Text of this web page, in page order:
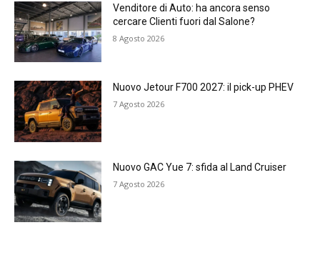
Venditore di Auto: ha ancora senso
cercare Clienti fuori dal Salone?
8 Agosto 2026
Nuovo Jetour F700 2027: il pick-up PHEV
7 Agosto 2026
Nuovo GAC Yue 7: sfida al Land Cruiser
7 Agosto 2026